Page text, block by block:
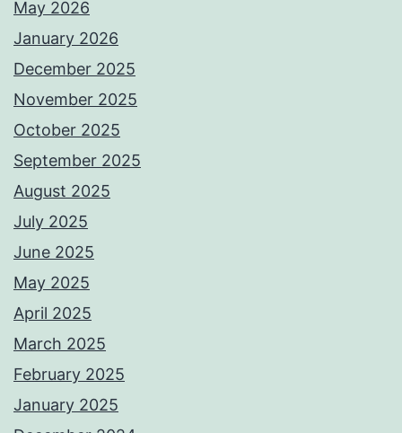
May 2026
January 2026
December 2025
November 2025
October 2025
September 2025
August 2025
July 2025
June 2025
May 2025
April 2025
March 2025
February 2025
January 2025